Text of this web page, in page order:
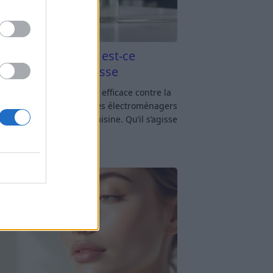
blanc et four est-ce
contre la graisse
blanc et four : est-ce efficace contre la
? Le four fait partie des électroménagers
sollicités dans une cuisine. Qu’il s’agisse